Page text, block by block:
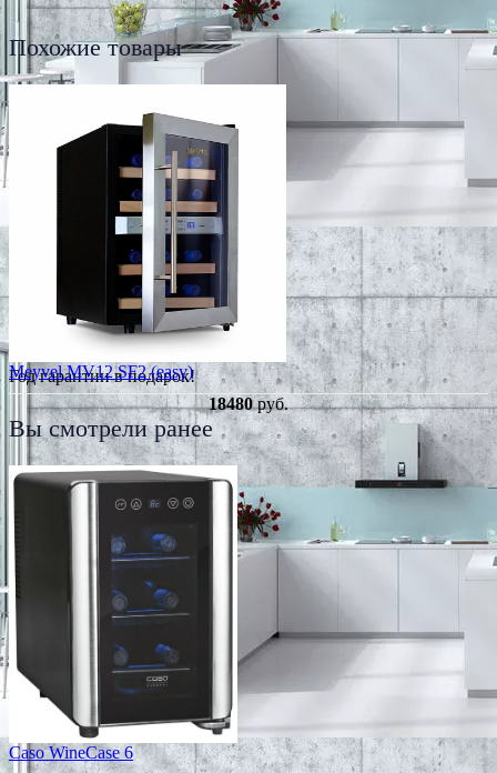
Похожие товары
Год гарантии в подарок!
Meyvel MV12 SF2 (easy)
18480руб.
Вы смотрели ранее
Caso WineCase 6